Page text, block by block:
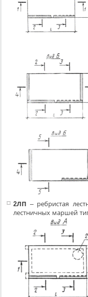
2ЛП – ребристая
лестничных маршей